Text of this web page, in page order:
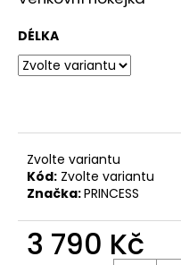
DÉLKA
Zvolte variantu
Kód: Zvolte variantu
Značka:PRINCESS
3 790 Kč
o
p
o
r
u